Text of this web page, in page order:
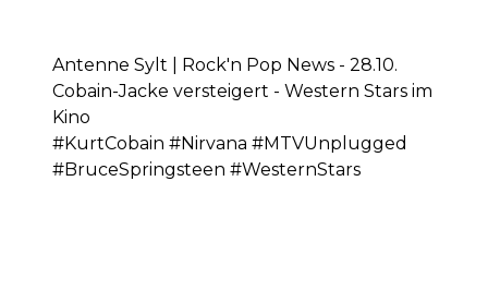
Antenne Sylt | Rock'n Pop News - 28.10.
Cobain-Jacke versteigert - Western Stars im
Kino
#KurtCobain #Nirvana #MTVUnplugged
#BruceSpringsteen #WesternStars